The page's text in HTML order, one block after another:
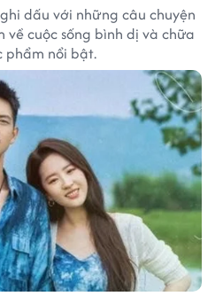
dấu với những câu chuyện
cuộc sống bình dị và chữa
phẩm nổi bật.